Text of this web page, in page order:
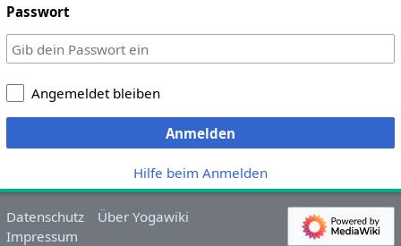
Passwort
Angemeldet bleiben
Anmelden
Hilfe beim Anmelden
Datenschutz
Über Yogawiki
Impressum